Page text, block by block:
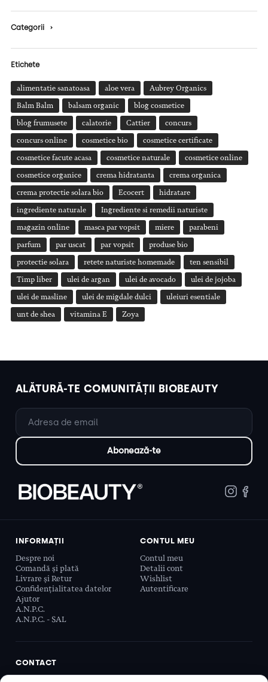
Categorii ›
Etichete
alimentatie sanatoasa aloe vera Aubrey Organics
Balm Balm balsam organic blog cosmetice
blog frumusete calatorie Cattier concurs
concurs online cosmetice bio cosmetice certificate
cosmetice facute acasa cosmetice naturale cosmetice online
cosmetice organice crema hidratanta crema organica
crema protectie solara bio Ecocert hidratare
ingrediente naturale Ingrediente si remedii naturiste
magazin online masca par vopsit miere parabeni
parfum par uscat par vopsit produse bio
protectie solara retete naturiste homemade ten sensibil
Timp liber ulei de argan ulei de avocado ulei de jojoba
ulei de masline ulei de migdale dulci uleiuri esentiale
unt de shea vitamina E Zoya
ALĂTURĂ-TE COMUNITĂȚII BIOBEAUTY
INFORMAȚII
Despre noi
Comandă și plată
Livrare și Retur
Confidențialitatea datelor
Ajutor
A.N.P.C.
A.N.P.C. - SAL
CONTUL MEU
Contul meu
Detalii cont
Wishlist
Autentificare
CONTACT